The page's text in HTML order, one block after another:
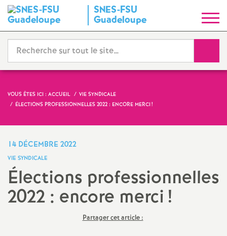
SNES-FSU
Guadeloupe
y
n
i
a
t
VOUS ÊTES ICI : ACCUEIL
VIE SYNDICALE
ÉLECTIONS PROFESSIONNELLES 2022 : ENCORE MERCI!
14 DÉCEMBRE 2022
VIE SYNDICALE
Élections professionnelles
2022 : encore merci!
Partager cet article :